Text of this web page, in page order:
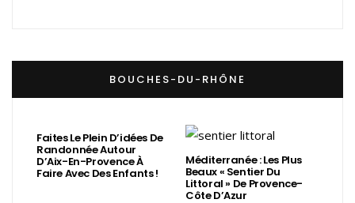
BOUCHES-DU-RHÔNE
Faites Le Plein D’idées De
Randonnée Autour
D’Aix-En-Provence À
Faire Avec Des Enfants !
Méditerranée : Les Plus
Beaux « Sentier Du
Littoral » De Provence-
Côte D’Azur